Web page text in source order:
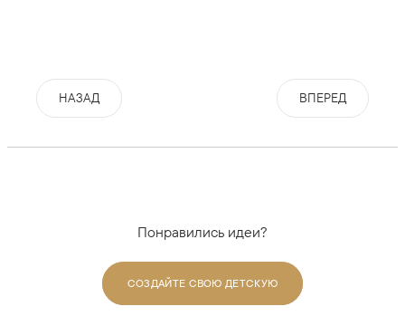
НАЗАД ВПЕРЕД
Понравились идеи?
СОЗДАЙТЕ СВОЮ ДЕТСКУЮ